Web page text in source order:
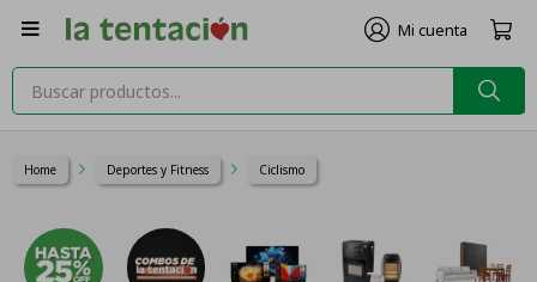

Home Deportes y Fitness Ciclismo